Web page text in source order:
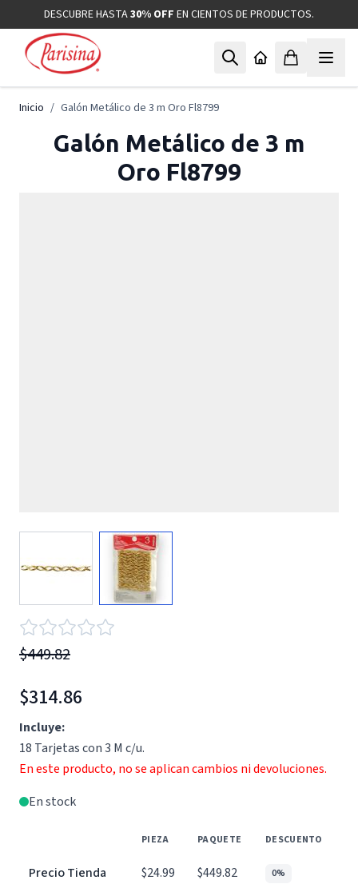
Ir al contenidoDESCUBRE HASTA30% OFF EN CIENTOS DE PRODUCTOS.
Inicio / Galón Metálico de 3 m Oro Fl8799
Galón Metálico de 3 m
Oro Fl8799
View larger imageView larger image
$449.82
$314.86
Incluye:
18 Tarjetas con 3 M c/u.
En este producto, no se aplican cambios ni devoluciones.
En stock
PIEZA PAQUETE DESCUENTO
Precio Tienda $24.99 $449.82 0%